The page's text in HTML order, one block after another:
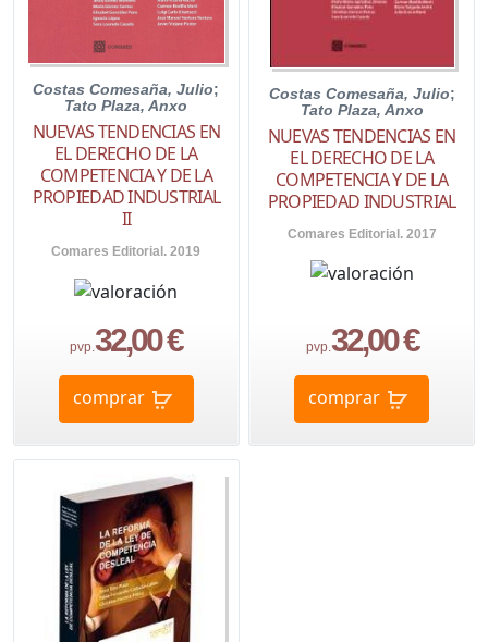
Costas Comesaña, Julio;
Tato Plaza, Anxo
NUEVAS TENDENCIAS EN
EL DERECHO DE LA
COMPETENCIA Y DE LA
PROPIEDAD INDUSTRIAL
II
Comares Editorial. 2019
pvp.32,00 €
comprar
Costas Comesaña, Julio;
Tato Plaza, Anxo
NUEVAS TENDENCIAS EN
EL DERECHO DE LA
COMPETENCIA Y DE LA
PROPIEDAD INDUSTRIAL
Comares Editorial. 2017
pvp. 32,00 €
comprar